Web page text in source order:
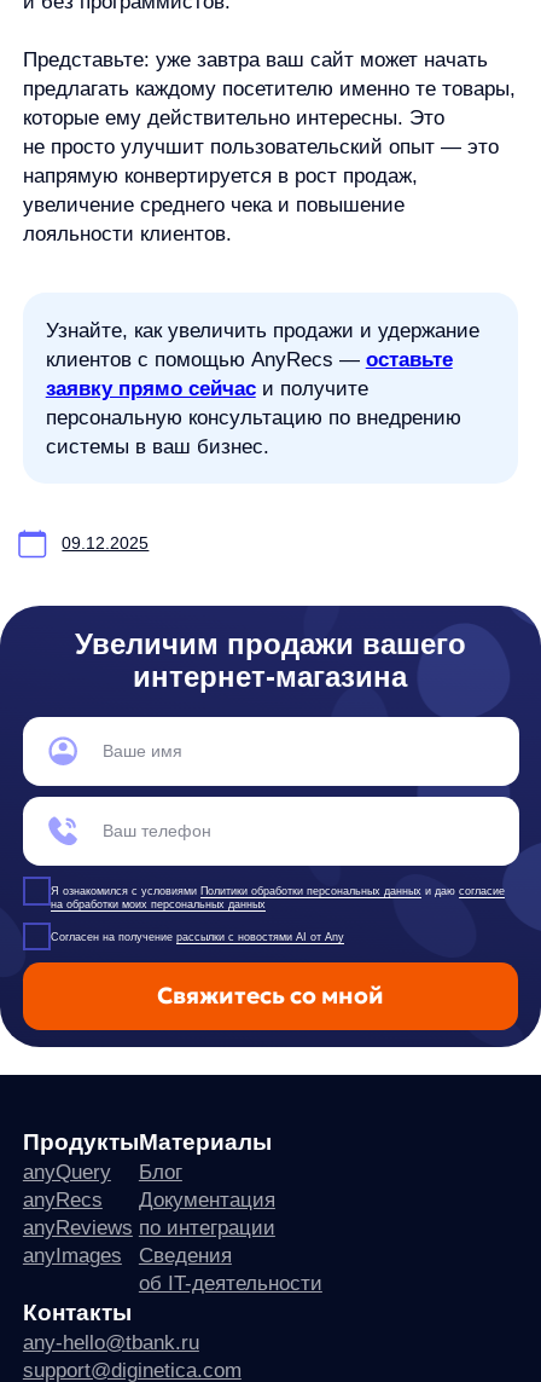
© ООО «Д Технолоджи», 2014-2026
121 205, город Москва, тер Инновационного
Центра Сколково, Большой б-р, д. 42 стр. 1
Фактический адрес:улица Грузинский Вал, 7. Башня 2
ИНН 7 728 492 537